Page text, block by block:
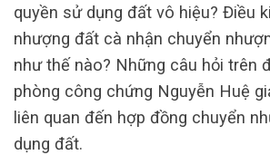
quyền sử dụng đất vô hiệu? Điều
nhượng đất cà nhận chuyển
như thế nào? Những câu hỏi trên
phòng công chứng Nguyễn Huệ
liên quan đến hợp đồng chuyển
dụng đất.